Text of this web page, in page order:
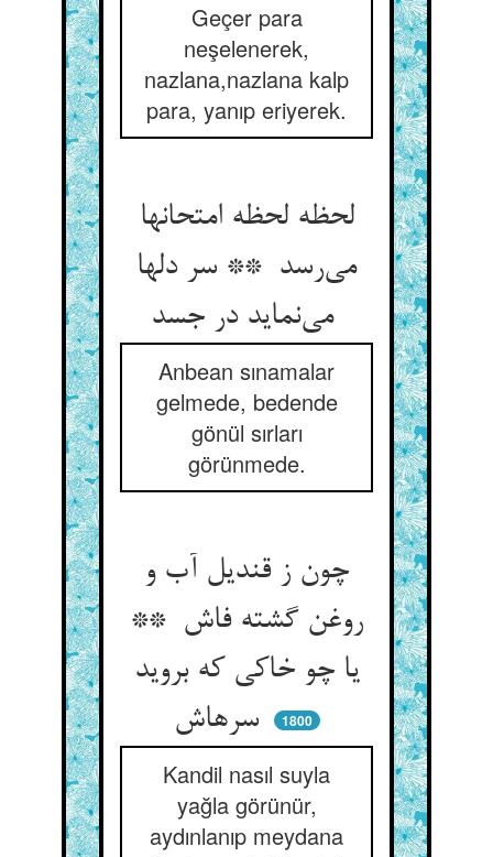
Geçer para
neşelenerek,
nazlana,nazlana kalp
para, yanıp eriyerek.
لحظه لحظه امتحانها
می‌رسد ** سر دلها
می‌نماید در جسد
Anbean sınamalar
gelmede, bedende
gönül sırları
görünmede.
چون ز قندیل آب و
روغن گشته فاش **
یا چو خاکی که بروید
سرهاش
1800
Kandil nasıl suyla
yağla görünür,
aydınlanıp meydana